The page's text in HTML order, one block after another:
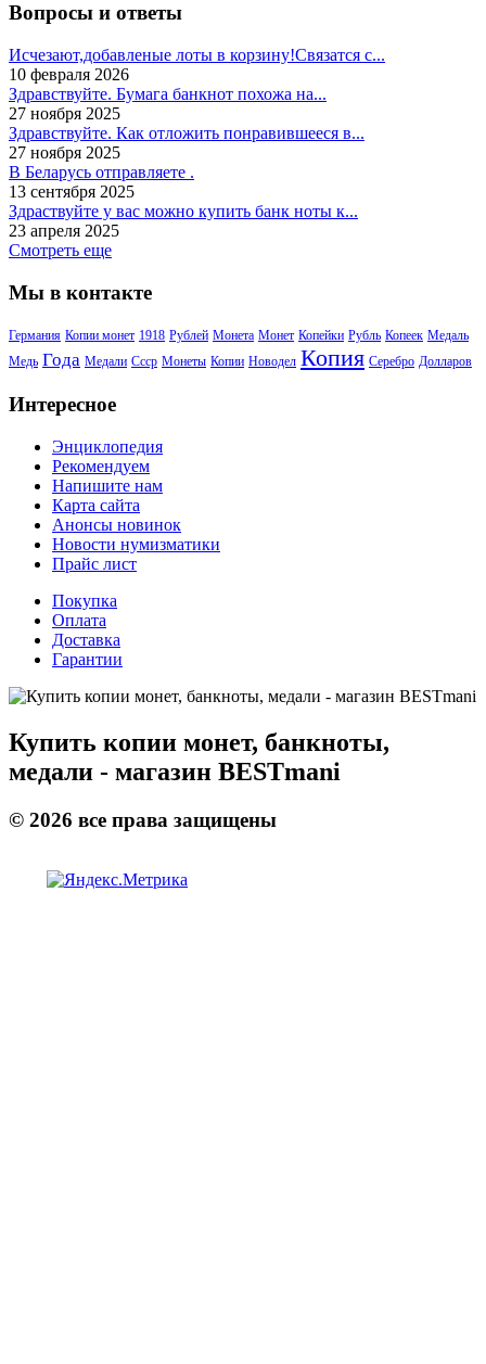
Вопросы и ответы
Исчезают,добавленые лоты в корзину!Связатся с...
10 февраля 2026
Здравствуйте. Бумага банкнот похожа на...
27 ноября 2025
Здравствуйте. Как отложить понравившееся в...
27 ноября 2025
В Беларусь отправляете .
13 сентября 2025
Здраствуйте у вас можно купить банк ноты к...
23 апреля 2025
Смотреть еще
Мы в контакте
Германия Копии монет 1918 Рублей Монета Монет Копейки Рубль Копеек Медаль
Медь Года Медали Ссср Монеты Копии Новодел Копия Серебро Долларов
Интересное
Энциклопедия
Рекомендуем
Напишите нам
Карта сайта
Анонсы новинок
Новости нумизматики
Прайс лист
Покупка
Оплата
Доставка
Гарантии
Купить копии монет, банкноты,
медали - магазин BESTmani
© 2026 все права защищены